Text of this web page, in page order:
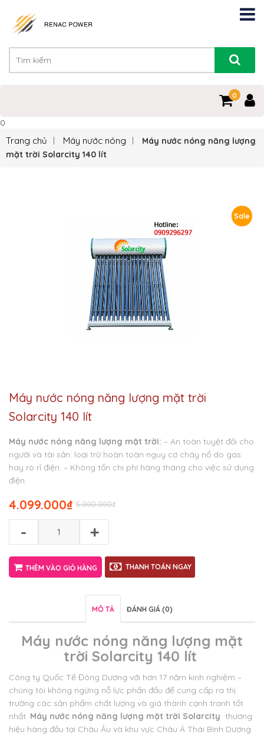
0
0
Trang chủ Máy nước nóng
Máy nước nóng năng lượng
mặt trời Solarcity 140 lít
Sale
Máy nước nóng năng lượng mặt trời
Solarcity 140 lít
Máy nước nóng năng lượng mặt trời: – An toàn tuyệt đối cho
người và tài sản: loại trừ hoàn toàn nguy cơ cháy nổ do gas
hay rò rỉ điện. – Không tốn chi phí hàng tháng cho việc sử dụng
điện.
₫
5.000.000
₫
4.099.000
- +
THÊM VÀO GIỎ HÀNG THANH TOÁN NGAY
MÔ TẢ ĐÁNH GIÁ (0)
Máy nước nóng năng lượng mặt
trời Solarcity 140 lít
Công ty Quốc Tế Đông Dương với hơn 17 năm kinh nghiệm –
chúng tôi không ngừng nỗ lực phấn đấu để cung cấp ra thị
trường các sản phẩm chất lượng và giá thành cạnh tranh tốt
nhất. Máy nước nóng năng lượng mặt trời Solarcity thương
hiệu hàng đầu tại Châu Âu và khu vực Châu Á Thái Bình Dương